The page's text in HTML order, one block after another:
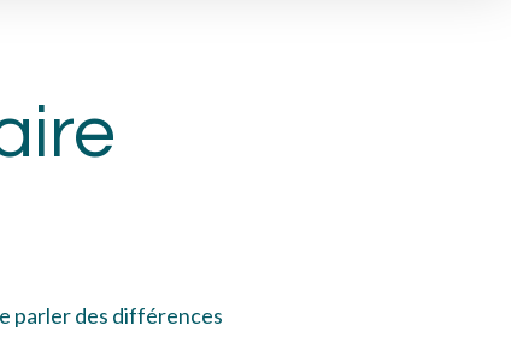
parler des différences